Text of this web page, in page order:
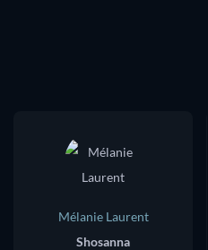
Mélanie Laurent
Shosanna